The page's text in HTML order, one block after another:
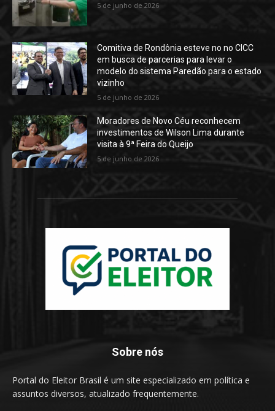
5 de junho de 2026
Comitiva de Rondônia esteve no no CICC
em busca de parcerias para levar o
modelo do sistema Paredão para o estado
vizinho
5 de junho de 2026
Moradores de Novo Céu reconhecem
investimentos de Wilson Lima durante
visita à 9ª Feira do Queijo
5 de junho de 2026
Sobre nós
Portal do Eleitor Brasil é um site especializado em política e
assuntos diversos, atualizado frequentemente.